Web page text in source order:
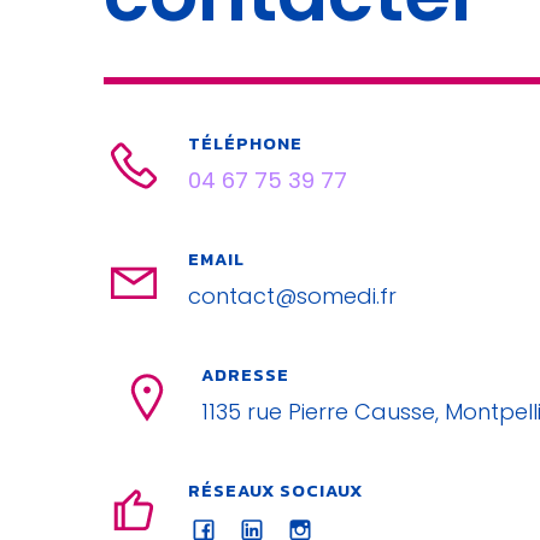
TÉLÉPHONE
04 67 75 39 77
EMAIL
contact@somedi.fr
ADRESSE
1135 rue Pierre Causse,
RÉSEAUX SOCIAUX